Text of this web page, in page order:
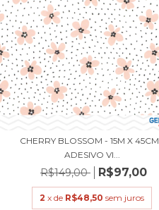
CHERRY BLOSSOM - 15M X
ADESIVO VI...
R$149,00 R$97,00
2 x de R$48,50 sem juros